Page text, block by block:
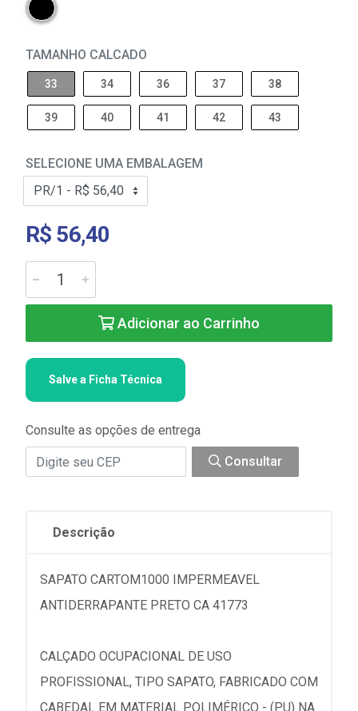
TAMANHO CALCADO
33 34 36 37 38
39 40 41 42 43
SELECIONE UMA EMBALAGEM
R$ 56,40
Adicionar ao Carrinho
Salve a Ficha Técnica
Consulte as opções de entrega
Consultar
Descrição
SAPATO CARTOM1000 IMPERMEAVEL
ANTIDERRAPANTE PRETO CA 41773
CALÇADO OCUPACIONAL DE USO
PROFISSIONAL, TIPO SAPATO, FABRICADO COM
CABEDAL EM MATERIAL POLIMÉRICO - (PU) NA